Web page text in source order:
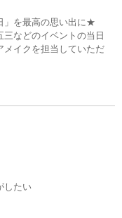
」を最高の思い出に★
などのイベントの当日
メイクを担当していただ
したい